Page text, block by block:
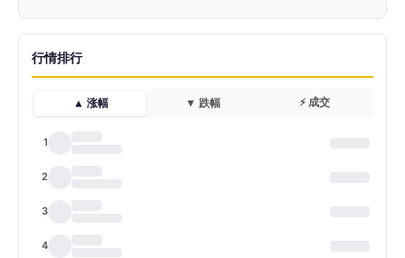
行情排行
▲ 涨幅 ▼ 跌幅 ⚡ 成交
1
2
3
4